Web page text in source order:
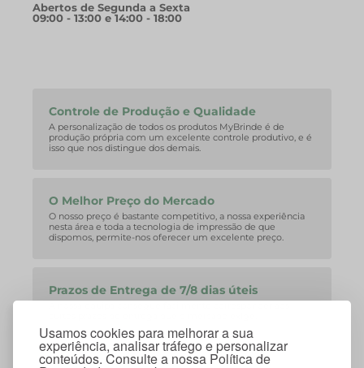
Usamos cookies para melhorar a sua
experiência, analisar tráfego e personalizar
conteúdos. Consulte a nossa Política de
Abertos de Segunda a Sexta
09:00 - 13:00 e 14:00 - 18:00
Controle de Produção e Qualidade
A personalização de todos os produtos MyBrinde é de
produção própria com um excelente controle produtivo, e é
isso que nos distingue dos demais.
O Melhor Preço do Mercado
O nosso preço é bastante competitivo, a nossa experiência
nesta área e toda a tecnologia de impressão de que
dispomos, permite-nos oferecer um excelente preço.
Prazos de Entrega de 7/8 dias úteis